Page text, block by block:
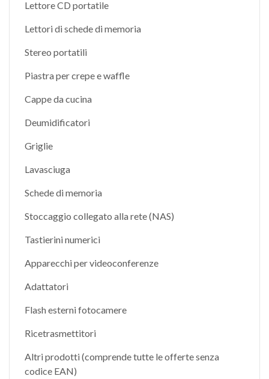
Lettore CD portatile
Lettori di schede di memoria
Stereo portatili
Piastra per crepe e waffle
Cappe da cucina
Deumidificatori
Griglie
Lavasciuga
Schede di memoria
Stoccaggio collegato alla rete (NAS)
Tastierini numerici
Apparecchi per videoconferenze
Adattatori
Flash esterni fotocamere
Ricetrasmettitori
Altri prodotti (comprende tutte le offerte senza
codice EAN)